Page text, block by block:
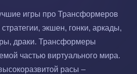
игры про Трансформеров
экшен, гонки, аркады,
драки. Трансформеры
частью виртуального мира.
расы –